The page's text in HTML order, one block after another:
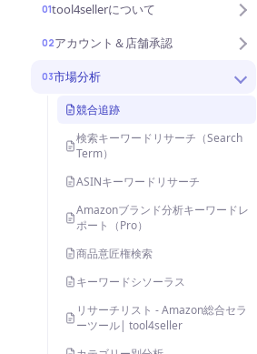
01tool4sellerについて
02アカウント＆店舗承認
03市場分析
競合追跡
検索キーワードリサーチ（Search
Term）
ASINキーワードリサーチ
Amazonブランド分析キーワードレ
ポート（Pro）
商品意匠権検索
キーワードシソーラス
リサーチリスト - Amazon総合セラ
ーツール| tool4seller